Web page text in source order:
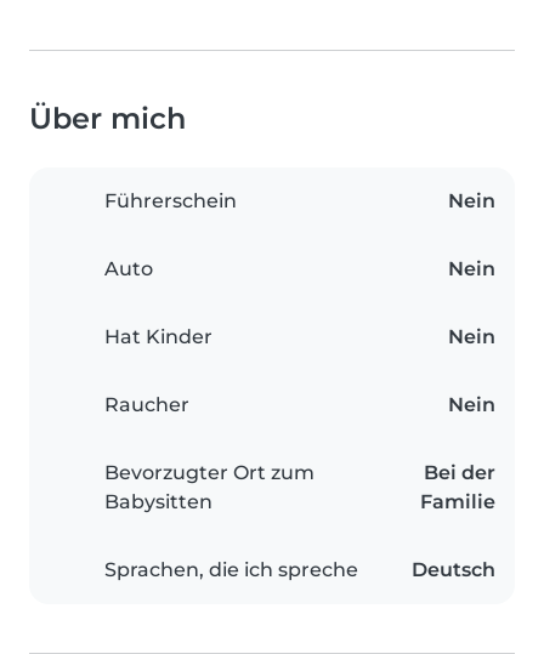
Über mich
Führerschein Nein
Auto Nein
Hat Kinder Nein
Raucher Nein
Bevorzugter Ort zum
Babysitten
Bei der
Familie
Sprachen, die ich spreche Deutsch